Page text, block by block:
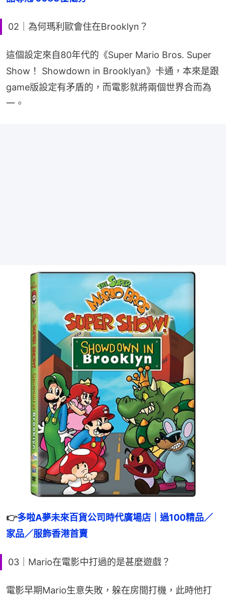
02｜為何瑪利歐會住在Brooklyn？
這個設定來自80年代的《Super Mario Bros. Super
Show！ Showdown in Brooklyan》卡通，本來是跟
game版設定有矛盾的，而電影就將兩個世界合而為
一。
👉多啦A夢未來百貨公司時代廣場店｜過100精品／
家品／服飾香港首賣
03｜Mario在電影中打過的是甚麼遊戲？
電影早期Mario生意失敗，躲在房間打機，此時他打